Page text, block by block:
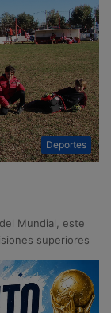
Deportes
Mundial, este
superiores